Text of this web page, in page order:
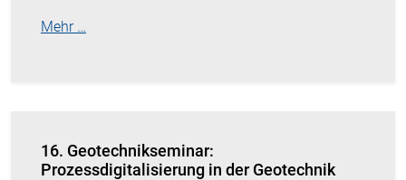
Mehr …
16. Geotechnikseminar:
Prozessdigitalisierung in der Geotechnik